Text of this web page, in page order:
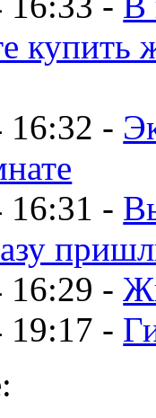
купить
16:32 -
16:31 -
16:29 -
19:17 -